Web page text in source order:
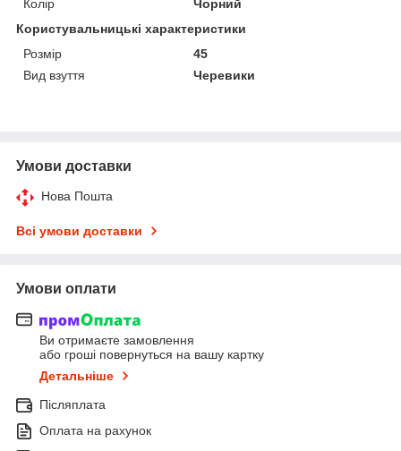
Колір
Чорний
Користувальницькі характеристики
Розмір
45
Вид взуття
Черевики
Умови доставки
Нова Пошта
Всі умови доставки
Умови оплати
Ви отримаєте замовлення
або гроші повернуться на вашу картку
Детальніше
Післяплата
Оплата на рахунок